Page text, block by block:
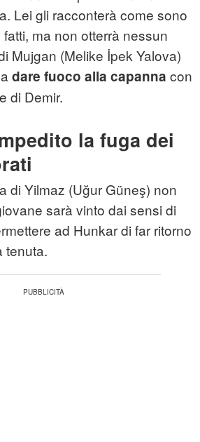
Lei gli racconterà come sono
ma non otterrà nessun
Mujgan (Melike İpek Yalova)
dare fuoco alla capanna con
di Demir.
la fuga dei
di Yilmaz (Uğur Güneş) non
sarà vinto dai sensi di
ad Hunkar di far ritorno
tenuta.